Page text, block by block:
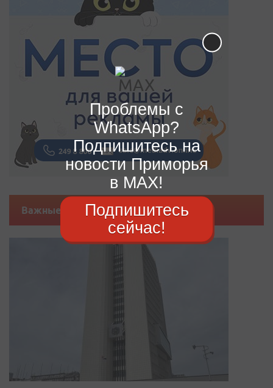
Важные новости
Проблемы с
WhatsApp?
Подпишитесь на
новости Приморья
в MAX!
Подпишитесь
сейчас!